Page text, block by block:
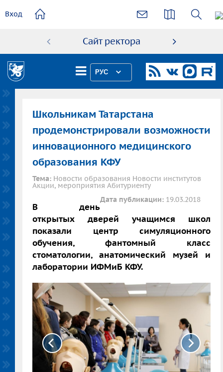
содержанию
Вход
Сайт ректора
РУС
Школьникам Татарстана
продемонстрировали возможности
инновационного медицинского
образования КФУ
Тема: Новости образования Новости институтов
Акции, мероприятия Абитуриенту
Дата публикации: 19.03.2018
В день
открытых дверей учащимся школ
показали центр симуляционного
обучения, фантомный класс
стоматологии, анатомический музей и
лаборатории ИФМиБ КФУ.